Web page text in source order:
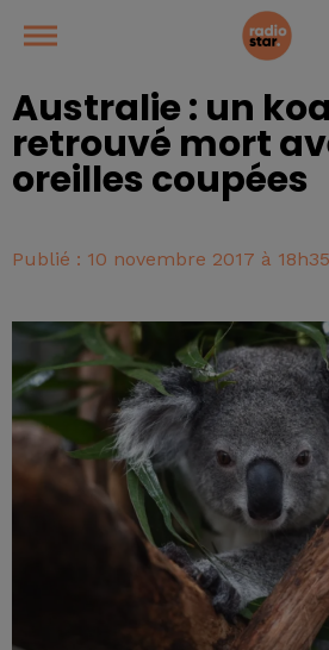
Australie : un
retrouvé mort
oreilles coupées
Publié : 10 novembre 2017 à